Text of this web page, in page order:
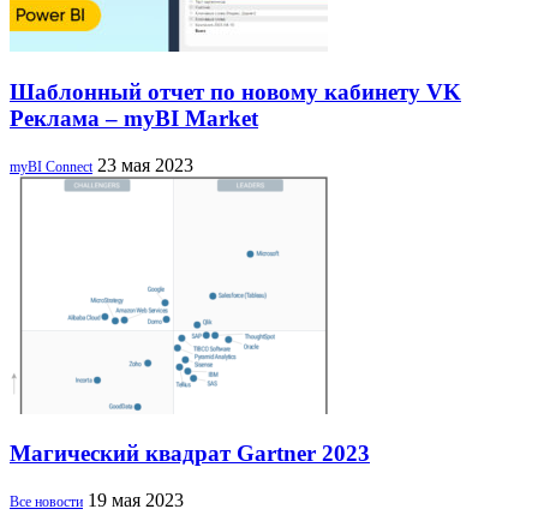
Шаблонный отчет по новому кабинету VK
Реклама – myBI Market
myBI Connect 23 мая 2023
Магический квадрат Gartner 2023
Все новости 19 мая 2023